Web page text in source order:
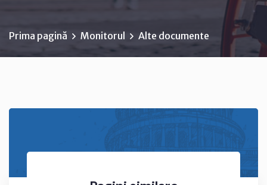
Prima pagină Monitorul Alte documente